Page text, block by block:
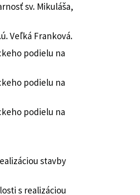
sv. Mikuláša,
Veľká Franková.
podielu na
podielu na
podielu na
stavby
s realizáciou